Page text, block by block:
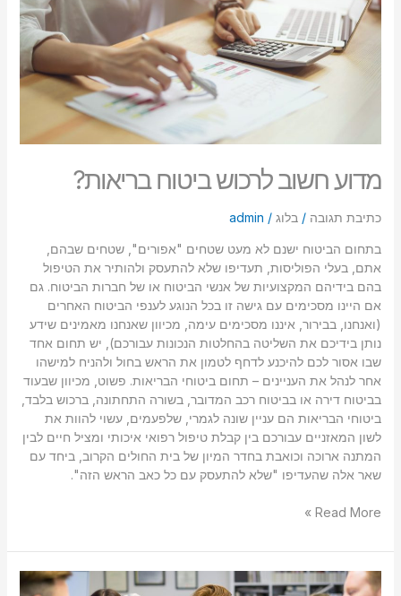
font_download סמן קישורים
לאפס
את
כל
האפשרויות
cached
מדוע חשוב לרכוש ביטוח בריאות?
כתיבת תגובה / בלוג/
admin
בתחום הביטוח ישנם לא מעט שטחים "אפורים", שטחים שבהם,
אתם, בעלי הפוליסות, תעדיפו שלא להתעסק ולהותיר את הטיפול
בהם בידיהם המקצועיות של אנשי הביטוח או של חברות הביטוח. גם
אם היינו מסכימים עם גישה זו בכל הנוגע לענפי הביטוח האחרים
(ואנחנו, בבירור, איננו מסכימים עימה, מכיוון שאנחנו מאמינים שידע
נותן בידיכם את השליטה בהחלטות הנכונות עבורכם), יש תחום אחד
שבו אסור לכם להיכנע לדחף לטמון את הראש בחול ולהניח למישהו
אחר לנהל את העניינים – תחום ביטוחי הבריאות. פשוט, מכיוון שבעוד
בביטוח דירה או בביטוח רכב המדובר, בשורה התחתונה, ברכוש בלבד,
ביטוחי הבריאות הם עניין שונה לגמרי, שלפעמים, עשוי להוות את
לשון המאזניים עבורכם בין קבלת טיפול רפואי איכותי ומציל חיים לבין
המתנה ארוכה וכואבת בחדר המיון של בית החולים הקרוב, ביחד עם
שאר אלה שהעדיפו "שלא להתעסק עם כל כאב הראש הזה".
Read More »
למה